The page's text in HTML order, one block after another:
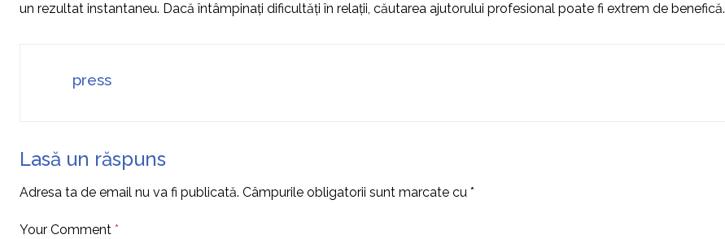
un rezultat instantaneu. Dacă întâmpinați dificultăți în relații, căutarea ajutorului profesional poate fi extrem de benefică.
press
Lasă un răspuns
Adresa ta de email nu va fi publicată. Câmpurile obligatorii sunt marcate cu *
Your Comment *